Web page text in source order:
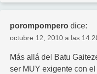
porompompero dice:
octubre 12, 2010 a las
Más allá del Batu
ser MUY exigente con